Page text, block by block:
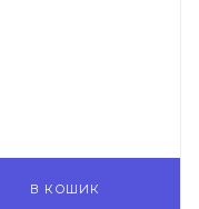
В КОШИК